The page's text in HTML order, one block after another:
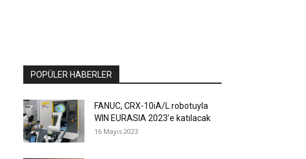
POPÜLER HABERLER
FANUC, CRX-10iA/L robotuyla
WIN EURASIA 2023’e katılacak
16 Mayıs 2023